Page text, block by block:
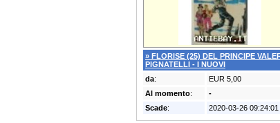
» FLORISE (25) DEL PRINCIPE
PIGNATELLI - I NUOVI
da:
EUR 5,00
Al momento:
-
Scade: 2020-03-26 09:24:01